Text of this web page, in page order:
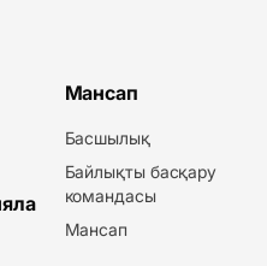
Мансап
Басшылық
Байлықты басқару
командасы
Мансап